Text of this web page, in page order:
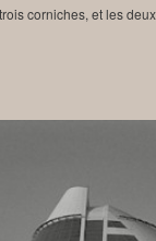
corniches, et les